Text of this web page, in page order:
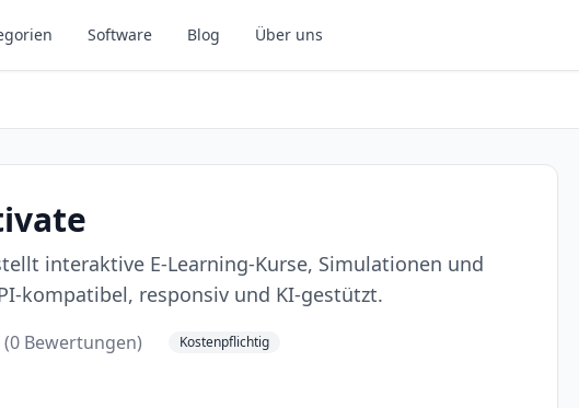
Software Blog Über uns
interaktive E-Learning-Kurse, Simulationen und
kompatibel, responsiv und KI-gestützt.
(0 Bewertungen) Kostenpflichtig